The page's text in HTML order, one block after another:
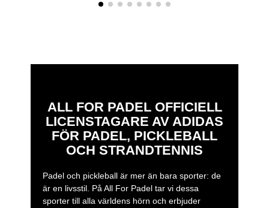
ALL FOR PADEL OFFICIELL
LICENSTAGARE AV ADIDAS
FÖR PADEL, PICKLEBALL
OCH STRANDTENNIS
Padel och pickleball är mer än bara sporter: de
är en livsstil. På All For Padel tar vi dessa
sporter till alla världens hörn och erbjuder